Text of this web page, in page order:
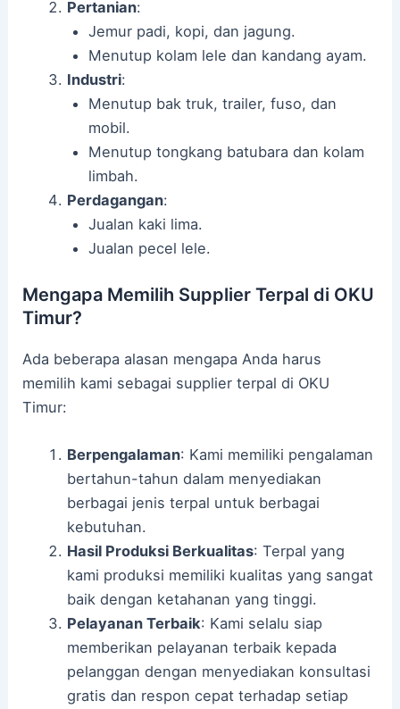
Pertanian:
Jemur padi, kopi, dan jagung.
Menutup kolam lele dan kandang ayam.
Industri:
Menutup bak truk, trailer, fuso, dan
mobil.
Menutup tongkang batubara dan kolam
limbah.
Perdagangan:
Jualan kaki lima.
Jualan pecel lele.
Mengapa Memilih Supplier Terpal di OKU
Timur?
Ada beberapa alasan mengapa Anda harus
memilih kami sebagai supplier terpal di OKU
Timur:
Berpengalaman: Kami memiliki pengalaman
bertahun-tahun dalam menyediakan
berbagai jenis terpal untuk berbagai
kebutuhan.
Hasil Produksi Berkualitas: Terpal yang
kami produksi memiliki kualitas yang sangat
baik dengan ketahanan yang tinggi.
Pelayanan Terbaik: Kami selalu siap
memberikan pelayanan terbaik kepada
pelanggan dengan menyediakan konsultasi
gratis dan respon cepat terhadap setiap